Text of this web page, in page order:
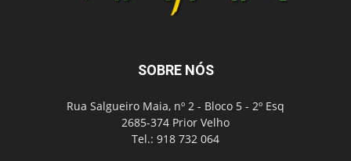
SOBRE NÓS
Rua Salgueiro Maia, nº 2 - Bloco 5 - 2º Esq
2685-374 Prior Velho
Tel.: 918 732 064